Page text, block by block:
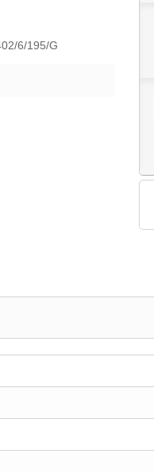
6/195/G